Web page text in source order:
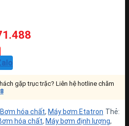
gặp trục trặc? Liên hệ hotline chăm
Bơm hóa chất, Máy bơm Etatron Thẻ:
hóa chất, Máy bơm định lượng,